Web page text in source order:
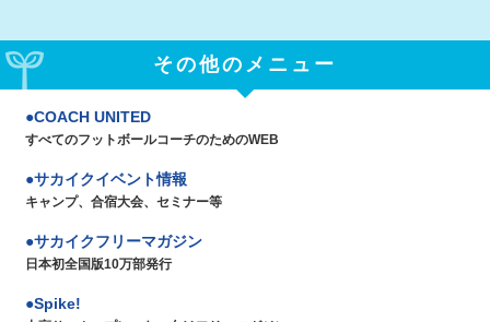
その他のメニュー
COACH UNITED
すべてのフットボールコーチのためのWEB
サカイクイベント情報
キャンプ、合宿大会、セミナー等
サカイクフリーマガジン
日本初全国版10万部発行
Spike!